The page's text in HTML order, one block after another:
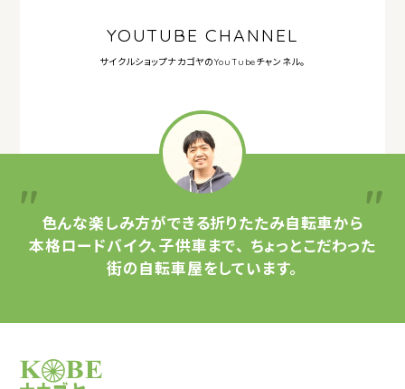
YOUTUBE CHANNEL
サイクルショップナカゴヤのYouTubeチャンネル。
色んな楽しみ方ができる折りたたみ自転車から
本格ロードバイク、子供車まで、 ちょっとこだわった
街の自転車屋をしています。
サイクルショップナカゴヤ